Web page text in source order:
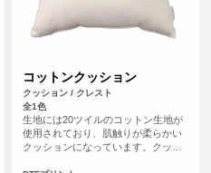
コットンクッション
クッション / クレスト
全1色
生地には20ツイルのコットン生地が
使用されており、肌触りが柔らかい
クッションになっています。クッシ